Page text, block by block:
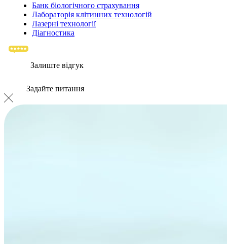
Банк бiологiчного страхування
Лабораторія клітинних технологій
Лазерні технології
Діагностика
Залиште відгук
Задайте питання